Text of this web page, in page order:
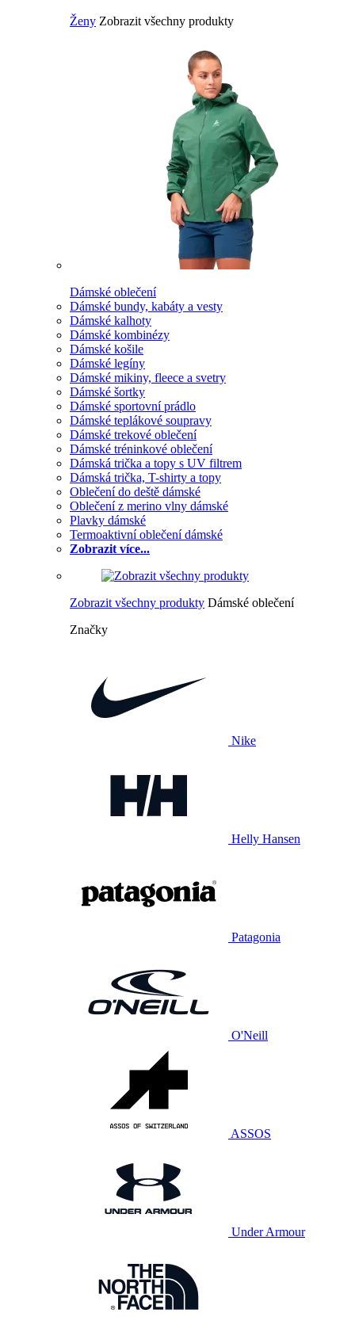
Ženy Zobrazit všechny produkty
Dámské oblečení
Dámské bundy, kabáty a vesty
Dámské kalhoty
Dámské kombinézy
Dámské košile
Dámské legíny
Dámské mikiny, fleece a svetry
Dámské šortky
Dámské sportovní prádlo
Dámské teplákové soupravy
Dámské trekové oblečení
Dámské tréninkové oblečení
Dámská trička a topy s UV filtrem
Dámská trička, T-shirty a topy
Oblečení do deště dámské
Oblečení z merino vlny dámské
Plavky dámské
Termoaktivní oblečení dámské
Zobrazit více...
Zobrazit všechny produkty Dámské oblečení
Značky
Nike
Helly Hansen
Patagonia
O'Neill
ASSOS
Under Armour